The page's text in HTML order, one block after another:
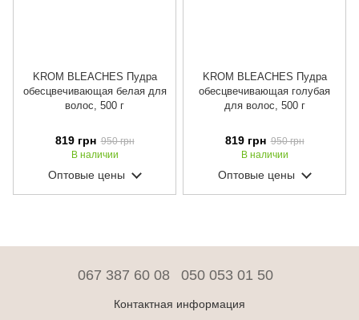
KROM BLEACHES Пудра
обесцвечивающая белая для
волос, 500 г
819 грн 950 грн
В наличии
Оптовые цены
KROM BLEACHES Пудра
обесцвечивающая голубая
для волос, 500 г
819 грн 950 грн
В наличии
Оптовые цены
067 387 60 08 050 053 01 50
Контактная информация